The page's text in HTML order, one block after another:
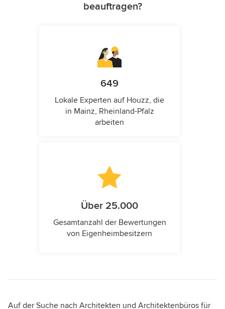
beauftragen?
649
Lokale Experten auf Houzz, die
in Mainz, Rheinland-Pfalz
arbeiten
Über 25.000
Gesamtanzahl der Bewertungen
von Eigenheimbesitzern
Auf der Suche nach Architekten und Architektenbüros für